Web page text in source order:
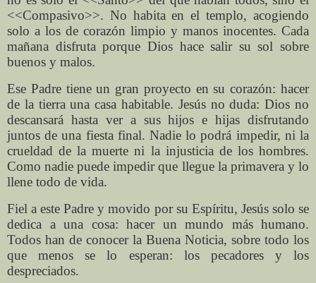
<<Compasivo>>. No habita en el templo, acogiendo
solo a los de corazón limpio y manos inocentes. Cada
mañana disfruta porque Dios hace salir su sol sobre
buenos y malos.
Ese Padre tiene un gran proyecto en su corazón: hacer
de la tierra una casa habitable. Jesús no duda: Dios no
descansará hasta ver a sus hijos e hijas disfrutando
juntos de una fiesta final. Nadie lo podrá impedir, ni la
crueldad de la muerte ni la injusticia de los hombres.
Como nadie puede impedir que llegue la primavera y lo
llene todo de vida.
Fiel a este Padre y movido por su Espíritu, Jesús solo se
dedica a una cosa: hacer un mundo más humano.
Todos han de conocer la Buena Noticia, sobre todo los
que menos se lo esperan: los pecadores y los
despreciados.